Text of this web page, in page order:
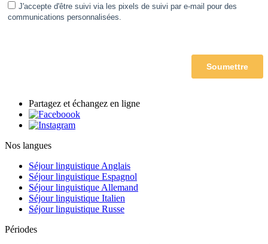
Partagez et échangez en ligne
Nos langues
Séjour linguistique Anglais
Séjour linguistique Espagnol
Séjour linguistique Allemand
Séjour linguistique Italien
Séjour linguistique Russe
Périodes